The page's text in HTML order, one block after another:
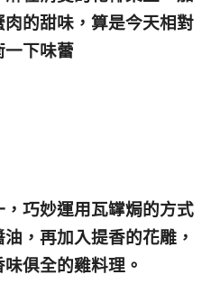
的甜味，算是今天相對
一下味蕾
巧妙運用瓦罉焗的方式
，再加入提香的花雕，
俱全的雞料理。